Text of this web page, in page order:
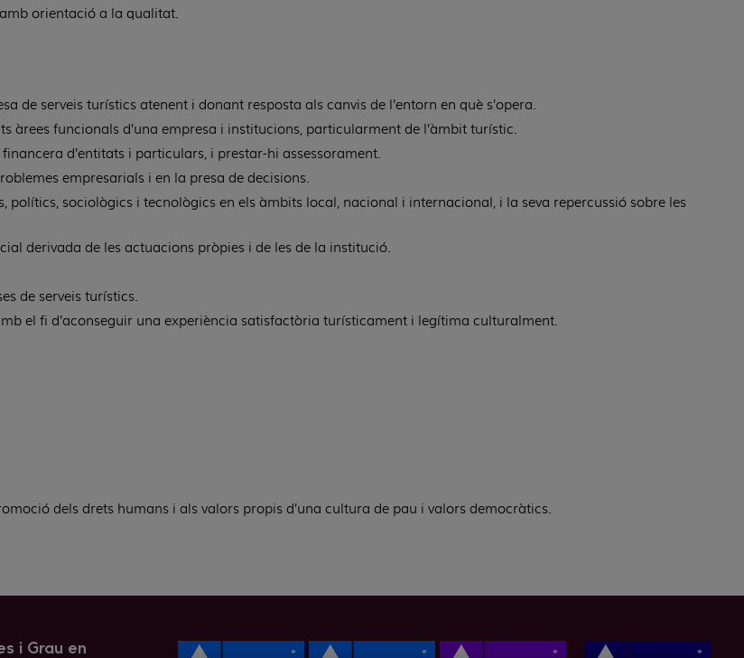
orientació a la qualitat.
serveis turístics atenent i donant resposta als canvis de l’entorn en què s’opera.
funcionals d’una empresa i institucions, particularment de l’àmbit turístic.
d’entitats i particulars, i prestar-hi assessorament.
empresarials i en la presa de decisions.
sociològics i tecnològics en els àmbits local, nacional i internacional, i la seva repercussió sobre les
derivada de les actuacions pròpies i de les de la institució.
de serveis turístics.
el fi d’aconseguir una experiència satisfactòria turísticament i legítima culturalment.
dels drets humans i als valors propis d’una cultura de pau i valors democràtics.
i Grau en